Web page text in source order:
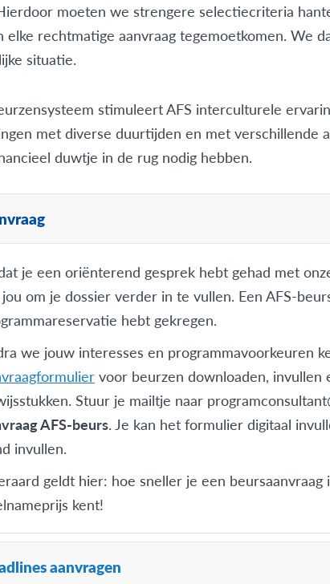
moeten we strengere selectiecriteria
elke rechtmatige aanvraag tegemoetkomen. We
situatie.
stimuleert AFS interculturele
met diverse duurtijden en met verschillende
duwtje in de rug nodig hebben.
je een oriënterend gesprek hebt gehad met
om je dossier verder in te vullen. Een AFS-
hebt gekregen.
we jouw interesses en programmavoorkeuren
voor beurzen downloaden, invullen
Stuur je mailtje naar
AFS-beurs. Je kan het formulier digitaal
invullen.
geldt hier: hoe sneller je een
kent!
aanvragen